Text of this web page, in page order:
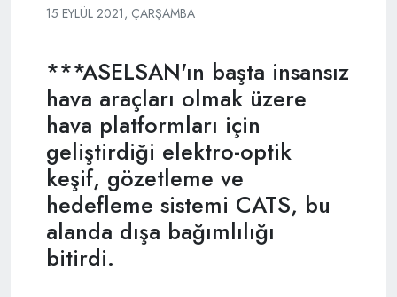
15 EYLÜL 2021, ÇARŞAMBA
***ASELSAN'ın başta insansız
hava araçları olmak üzere
hava platformları için
geliştirdiği elektro-optik
keşif, gözetleme ve
hedefleme sistemi CATS, bu
alanda dışa bağımlılığı
bitirdi.